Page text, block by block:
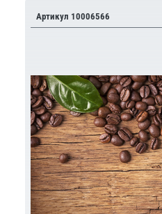
Артикул 10006566